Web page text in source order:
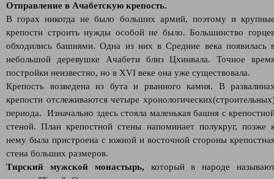
Отправление в Ачабетскую крепость.
В горах никогда не было больших армий, поэтому и
крепости строить нужды особой не было. Большинство
обходились башнями. Одна из них в Средние века появилась
небольшой деревушке Ачабети близ Цхинвала. Точное
постройки неизвестно, но в XVI веке она уже существовала.
Крепость возведена из бута и рванного камня. В
крепости отслеживаются четыре
периода. Изначально здесь стояла маленькая башня с
стеной. План крепостной стены напоминает полукруг, позже
нему была пристроена с южной и восточной стороны
стена больших размеров.
Тирский мужской монастырь, который в народе